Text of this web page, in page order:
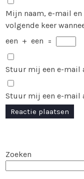
Mijn naam, e-mail
volgende keer
een + een =
Stuur mij een e-mail
Stuur mij een e-mail
Zoeken